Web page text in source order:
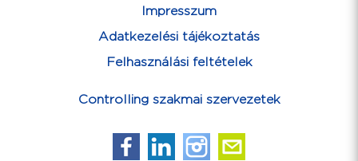
Impresszum
Adatkezelési tájékoztatás
Felhasználási feltételek
Controlling szakmai szervezetek